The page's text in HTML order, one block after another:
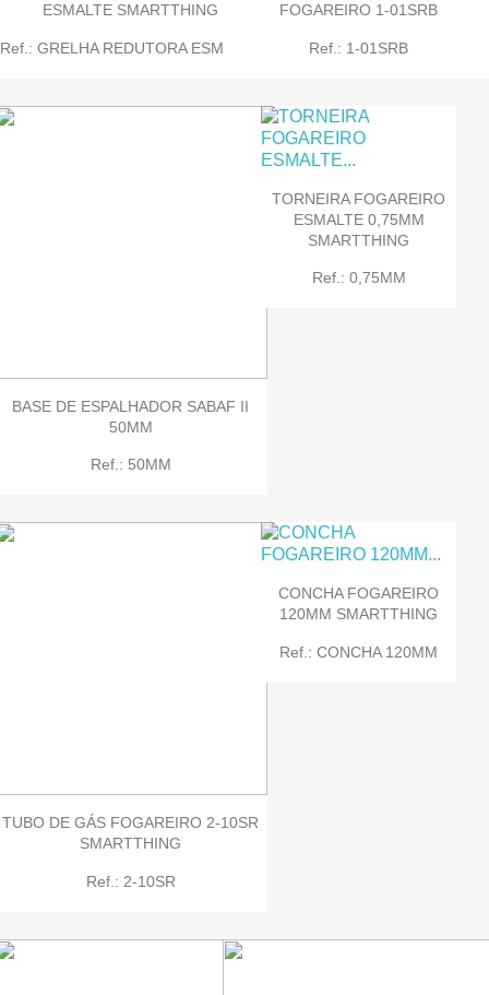
ESMALTE SMARTTHING
Ref.: GRELHA REDUTORA ESMALTE
FOGAREIRO 1-01SRB
Ref.: 1-01SRB
BASE DE ESPALHADOR SABAF II
50MM
Ref.: 50MM
TORNEIRA FOGAREIRO
ESMALTE 0,75MM
SMARTTHING
Ref.: 0,75MM
TUBO DE GÁS FOGAREIRO 2-10SR
SMARTTHING
Ref.: 2-10SR
CONCHA FOGAREIRO
120MM SMARTTHING
Ref.: CONCHA 120MM